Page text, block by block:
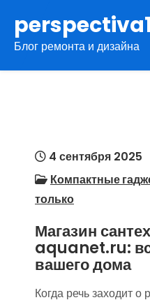
содержимому
Блог ремонта и дизайна
4 сентября 2025
Компактные
только
Магазин
aquanet.ru:
вашего дома
Когда речь заходит